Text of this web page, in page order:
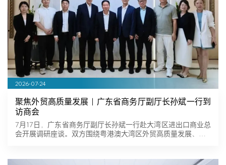
2026-07-24
聚焦外贸高质量发展｜广东省商务厅副厅长孙斌一行到
访商会
7月17日，广东省商务厅副厅长孙斌一行赴大湾区进出口商业总
会开展调研座谈。双方围绕粤港澳大湾区外贸高质量发展、…